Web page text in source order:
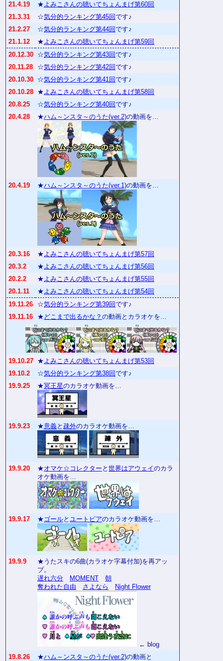
21.4.19
★よみこさんの聴いてちょんまげ第60回
21.3.31
☆気分的ランキング第45回です♪
21.2.27
☆気分的ランキング第44回です♪
21.1.12
★よみこさんの聴いてちょんまげ第59回
20.12.30 ☆気分的ランキング第43回です♪
20.11.28
☆気分的ランキング第42回です♪
20.10.30 ☆気分的ランキング第41回です♪
20.10.28 ★よみこさんの聴いてちょんまげ第58回
20.8.25
☆気分的ランキング第40回です♪
20.4.28
★ハム～ンスタ～のうた(ver.2)の動画を…
20.4.19 ★ハム～ンスタ～のうた(ver.1)の動画を…
20.3.16 ★よみこさんの聴いてちょんまげ第57回
20.3.2
★よみこさんの聴いてちょんまげ第56回
20.2.2
★よみこさんの聴いてちょんまげ第55回
20.1.11
★よみこさんの聴いてちょんまげ第54回
19.11.26
☆気分的ランキング第39回です♪
19.11.16
★ どこまで出るかな？ の動画とカラオケを…
19.10.27 ★よみこさんの聴いてちょんまげ第53回
19.10.2
☆気分的ランキング第38回です♪
19.9.25
★冥王星のカラオケ動画を…
19.9.23 ★意義と 疎外のカラオケ動画を…
19.9.20 ★オマケ☆コレクター と 世界はアウェイのカラ
オケ動画を…
19.9.17 ★ゴールと ユートピアのカラオケ動画を…
19.9.9
★うたスキの6曲(カラオケ字幕付加)を再アッ
プ。
遅れ六分
MOMENT
朝
奪われた自由
さよなら Night Flower
← blog
19.8.26
★ハム～ンスタ～のうた(ver.2)の動画と